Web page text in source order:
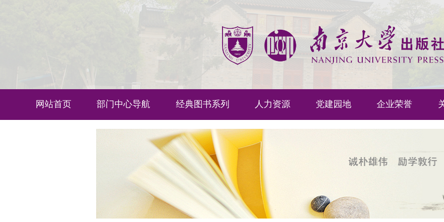
网站首页 部门中心导航 经典图书系列 人力资源 党建园地 企业荣誉